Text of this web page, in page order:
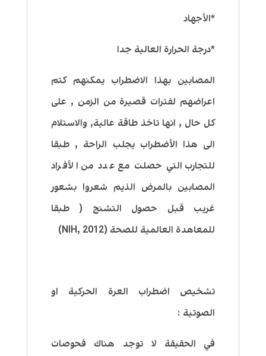
*الأجهاد
*درجة الحرارة العالية جدا
المصابين بهذا الاضطراب يمكنهم كتم
اعراضهم لفترات قصيرة من الزمن , على
كل حال , انها تاخذ طاقة عالية, والاستلام
الى هذا الأضطراب يجلب الراحة , طبقا
للتجارب التي حصلت مع عدد من الأفراد
المصابين بالمرض الذيم شعروا بشعور
غريب قبل حصول التشنج ( طبقا
للمعاهدة العالمية للصحة (NIH, 2012)
تشخيص اضطراب العرة الحركية او
الصوتية :
في الحقيقة لا توجد هناك فحوصات